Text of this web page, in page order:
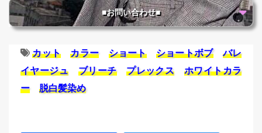
■お問い合わせ■
カット カラー ショート ショートボブ
バレ
イヤージュ
ブリーチ プレックス
ホワイトカラ
ー
脱白髪染め